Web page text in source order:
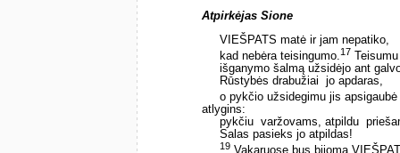
Atpirkėjas Sione
VIEŠPATS matė ir jam nepatiko,
kad nebėra teisingumo.17
išganymo šalmą užsidėjo ant
Rūstybės drabužiai ­ jo apdaras,
o pykčio užsidegimu jis
atlygins:
pykčiu ­ varžovams, atpildu
Salas pasieks jo atpildas!
19